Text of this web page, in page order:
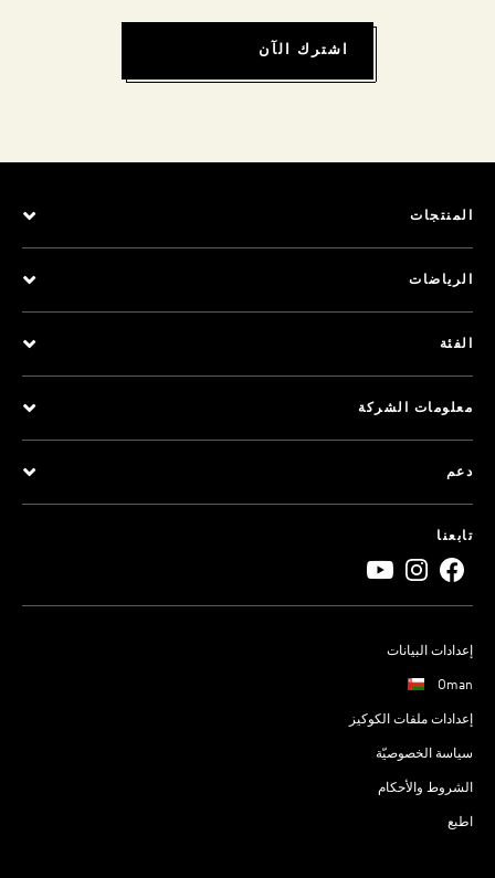
اشترك الآن
المنتجات
الرياضات
الفئة
معلومات الشركة
دعم
تابعنا
إعدادات البيانات
Oman
إعدادات ملفات الكوكيز
سياسة الخصوصيّة
الشروط والأحكام
اطبع